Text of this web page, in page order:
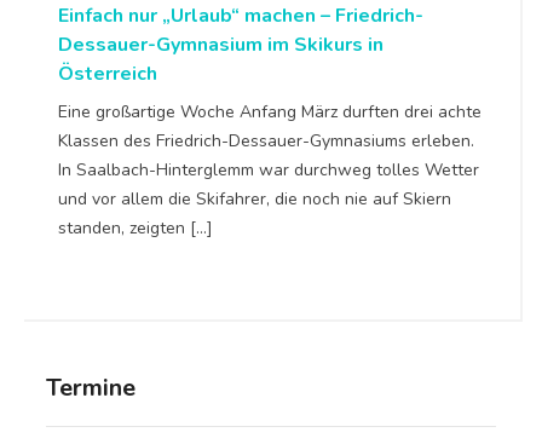
Termine
Einfach nur „Urlaub“ machen – Friedrich-
Dessauer-Gymnasium im Skikurs in
Österreich
Eine großartige Woche Anfang März durften drei achte
Klassen des Friedrich-Dessauer-Gymnasiums erleben.
In Saalbach-Hinterglemm war durchweg tolles Wetter
und vor allem die Skifahrer, die noch nie auf Skiern
standen, zeigten […]